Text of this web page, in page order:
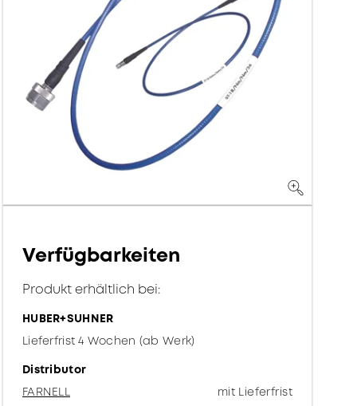
Verfügbarkeiten
Produkt erhältlich bei:
HUBER+SUHNER
Lieferfrist 4 Wochen (ab Werk)
Distributor
FARNELL
mit Lieferfrist